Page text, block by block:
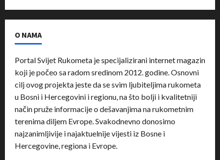
O NAMA
Portal Svijet Rukometa je specijalizirani internet magazin
koji je počeo sa radom sredinom 2012. godine. Osnovni
cilj ovog projekta jeste da se svim ljubiteljima rukometa
u Bosni i Hercegovini i regionu, na što bolji i kvalitetniji
način pruže informacije o dešavanjima na rukometnim
terenima diljem Evrope. Svakodnevno donosimo
najzanimljivije i najaktuelnije vijesti iz Bosne i
Hercegovine, regiona i Evrope.